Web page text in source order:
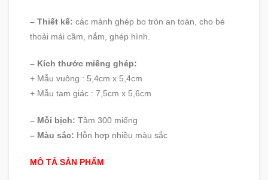
– Thiết kế: các mảnh ghép bo tròn an toàn, cho bé
thoải mái cầm, nắm, ghép hình.
– Kích thước miếng ghép:
+ Mẫu vuông : 5,4cm x 5,4cm
+ Mẫu tam giác : 7,5cm x 5,6cm
– Mỗi bịch: Tầm 300 miếng
– Màu sắc: Hỗn hợp nhiều màu sắc
MÔ TẢ SẢN PHẨM